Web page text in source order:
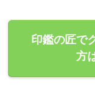
印鑑の匠で
方